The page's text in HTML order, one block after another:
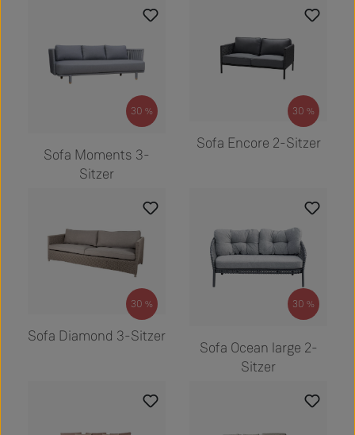
30 %
Regulärer Preis:
4.705,00 €
Sofa Moments 3-
Sitzer
30 %
Regulärer Preis:
3.720,00 €
Sofa Encore 2-Sitzer
30 %
Regulärer Preis:
3.945,00 €
Sofa Diamond 3-Sitzer
30 %
Regulärer Preis:
3.055,00 €
Sofa Ocean large 2-
Sitzer